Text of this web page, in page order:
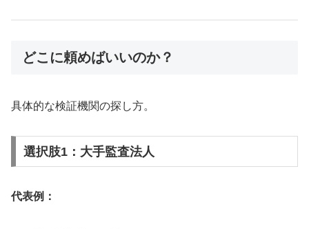
どこに頼めばいいのか？
具体的な検証機関の探し方。
選択肢1：大手監査法人
代表例：